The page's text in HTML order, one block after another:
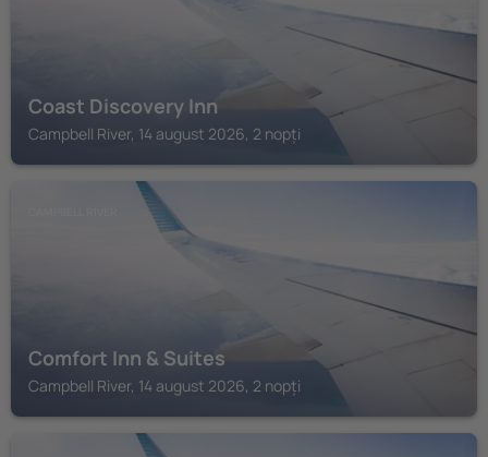
Coast Discovery Inn
Campbell River, 14 august 2026, 2 nopți
Comfort Inn & Suites
Campbell River, 14 august 2026, 2 nopți